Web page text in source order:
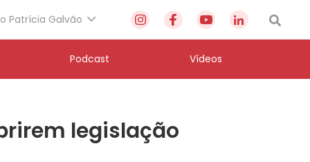
Patrícia Galvão
Podcast Vídeos
legislação